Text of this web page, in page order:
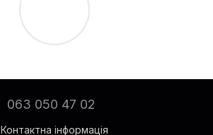
063 050 47 02
Контактна інформація